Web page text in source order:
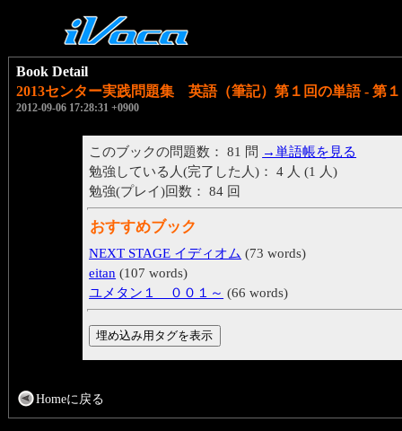
Book Detail
2013センター実践問題集 英語（筆記）第１回の単語 - 第
2012-09-06 17:28:31 +0900
このブックの問題数： 81 問 →単語帳を見る
勉強している人(完了した人)： 4 人 (1 人)
勉強(プレイ)回数： 84 回
おすすめブック
NEXT STAGE イディオム (73 words)
eitan (107 words)
ユメタン１ ００１～ (66 words)
Homeに戻る